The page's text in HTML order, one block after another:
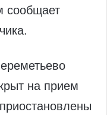
сообщает
на прием